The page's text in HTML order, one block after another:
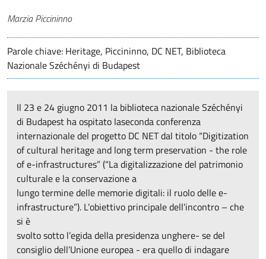
Autori
Marzia Piccininno
Parole chiave: Heritage, Piccininno, DC NET, Biblioteca
Nazionale Széchényi di Budapest
Il 23 e 24 giugno 2011 la biblioteca nazionale Széchényi
di Budapest ha ospitato laseconda conferenza
internazionale del progetto DC NET dal titolo “Digitization
of cultural heritage and long term preservation - the role
of e-infrastructures” (“La digitalizzazione del patrimonio
culturale e la conservazione a
lungo termine delle memorie digitali: il ruolo delle e-
infrastructure”). L’obiettivo principale dell’incontro – che
si è
svolto sotto l’egida della presidenza unghere- se del
consiglio dell’Unione europea - era quello di indagare